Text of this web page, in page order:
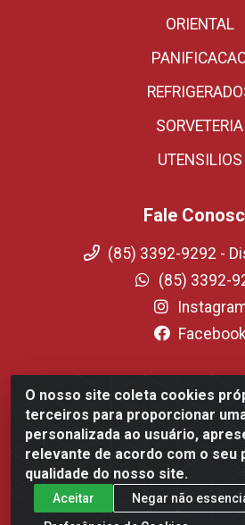
O nosso site coleta cookies
terceiros para proporcionar
personalizada ao usuário,
relevante de acordo com o seu
qualidade do nosso site.
Aceitar
Negar não
ORIENTAL
SORVETERIA
UTENSILIOS
Fale
(85) 3392-9292 -
(85) 3392-
Fortali Distribuidora de Alimentos
Coelho, 1268 - Messejana, Fortaleza/
CNPJ